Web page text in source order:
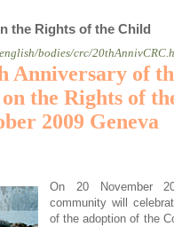
the Rights of the Child
bodies/crc/
Anniversary of
the Rights of
2009 Geneva
On 20 November
community will
of the adoption of the